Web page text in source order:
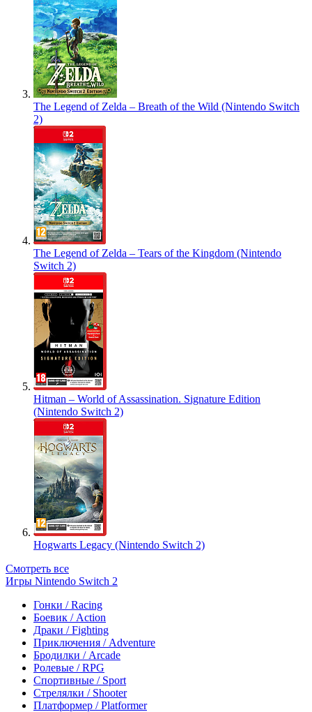
The Legend of Zelda – Breath of the Wild (Nintendo Switch
2)
The Legend of Zelda – Tears of the Kingdom (Nintendo
Switch 2)
Hitman – World of Assassination. Signature Edition
(Nintendo Switch 2)
Hogwarts Legacy (Nintendo Switch 2)
Смотреть все
Игры Nintendo Switch 2
Гонки / Racing
Боевик / Action
Драки / Fighting
Приключения / Adventure
Бродилки / Arcade
Ролевые / RPG
Спортивные / Sport
Стрелялки / Shooter
Платформер / Platformer